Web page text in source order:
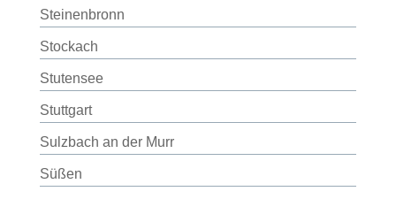
Steinenbronn
Stockach
Stutensee
Stuttgart
Sulzbach an der Murr
Süßen